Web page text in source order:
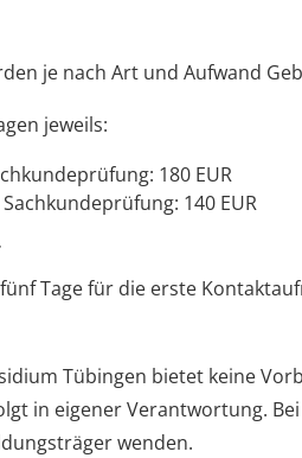
je nach Art und Aufwand
jeweils:
180 EUR
140 EUR
Tage für die erste
Tübingen bietet keine
in eigener Verantwortung.
wenden.